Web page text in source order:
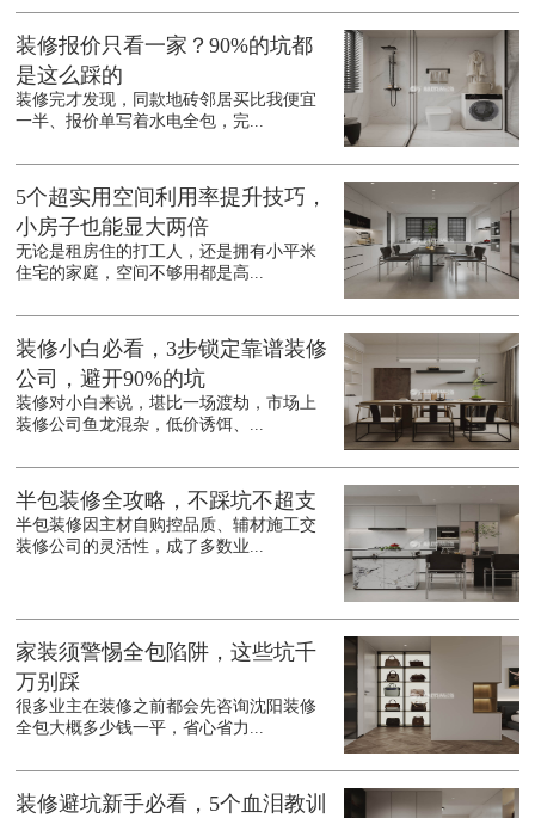
装修报价只看一家？90%的坑都
是这么踩的
装修完才发现，同款地砖邻居买比我便宜
一半、报价单写着水电全包，完...
5个超实用空间利用率提升技巧，
小房子也能显大两倍
无论是租房住的打工人，还是拥有小平米
住宅的家庭，空间不够用都是高...
装修小白必看，3步锁定靠谱装修
公司，避开90%的坑
装修对小白来说，堪比一场渡劫，市场上
装修公司鱼龙混杂，低价诱饵、...
半包装修全攻略，不踩坑不超支
半包装修因主材自购控品质、辅材施工交
装修公司的灵活性，成了多数业...
家装须警惕全包陷阱，这些坑千
万别踩
很多业主在装修之前都会先咨询沈阳装修
全包大概多少钱一平，省心省力...
装修避坑新手必看，5个血泪教训